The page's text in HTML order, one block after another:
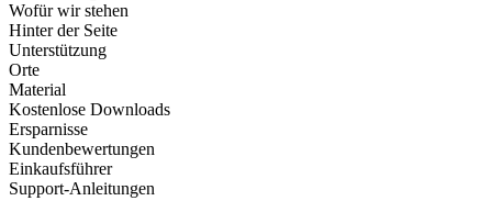
Wofür wir stehen
Hinter der Seite
Unterstützung
Orte
Material
Kostenlose Downloads
Ersparnisse
Kundenbewertungen
Einkaufsführer
Support-Anleitungen